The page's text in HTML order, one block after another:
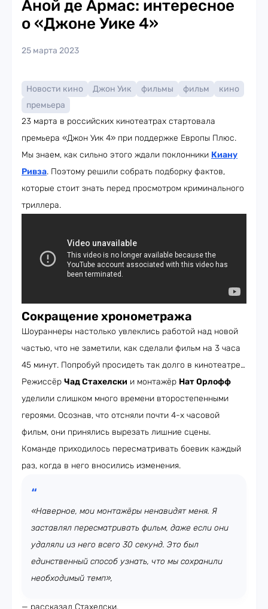
Аной де Армас: интересное
о «Джоне Уике 4»
25 марта 2023
Новости кино Джон Уик фильмы фильм
кино
премьера
23 марта в российских кинотеатрах стартовала
премьера «Джон Уик 4» при поддержке Европы Плюс.
Мы знаем, как сильно этого ждали поклонники Киану
Ривза. Поэтому решили собрать подборку фактов,
которые стоит знать перед просмотром криминального
триллера.
Сокращение хронометража
Шоураннеры настолько увлеклись работой над новой
частью, что не заметили, как сделали фильм на 3 часа
45 минут. Попробуй просидеть так долго в кинотеатре…
Режиссёр Чад Стахелски и монтажёр Нат Орлофф
уделили слишком много времени второстепенными
героями. Осознав, что отсняли почти 4-х часовой
фильм, они принялись вырезать лишние сцены.
Команде приходилось пересматривать боевик каждый
раз, когда в него вносились изменения.
«Наверное, мои монтажёры ненавидят меня. Я
заставлял пересматривать фильм, даже если они
удаляли из него всего 30 секунд. Это был
единственный способ узнать, что мы сохранили
необходимый темп»,
— рассказал Стахелски.